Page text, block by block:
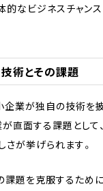
的なビジネスチャン
術とその課題
企業が独自の技術を
が直面する課題とし
さが挙げられます。
課題を克服するため